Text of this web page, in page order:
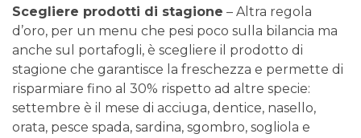
Scegliere prodotti di stagione – Altra regola
d’oro, per un menu che pesi poco sulla bilancia ma
anche sul portafogli, è scegliere il prodotto di
stagione che garantisce la freschezza e permette di
risparmiare fino al 30% rispetto ad altre specie:
settembre è il mese di acciuga, dentice, nasello,
orata, pesce spada, sardina, sgombro, sogliola e